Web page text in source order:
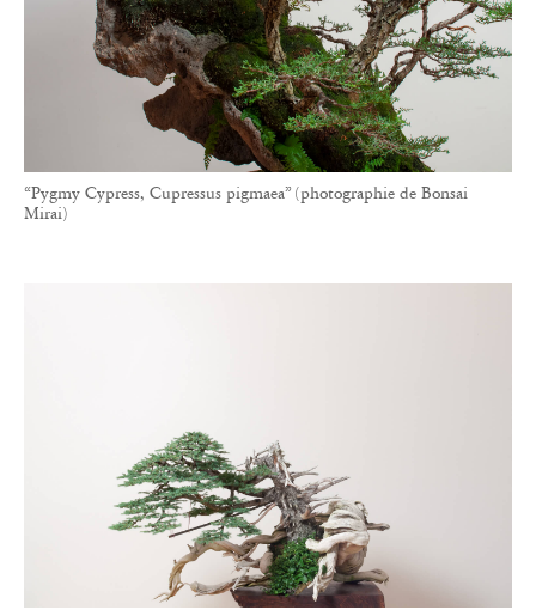
“Pygmy Cypress, Cupressus pigmaea” (photographie de Bonsai
Mirai)